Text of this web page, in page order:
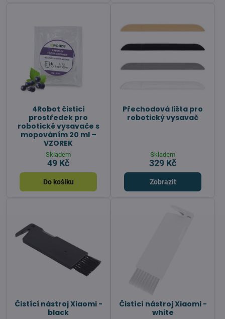
4Robot čisticí
prostředek pro
robotické vysavače s
mopováním 20 ml –
VZOREK
Skladem
49 Kč
Do košíku
Přechodová lišta pro
robotický vysavač
Skladem
329 Kč
Zobrazit
Čistící nástroj Xiaomi -
black
Čistící nástroj Xiaomi -
white